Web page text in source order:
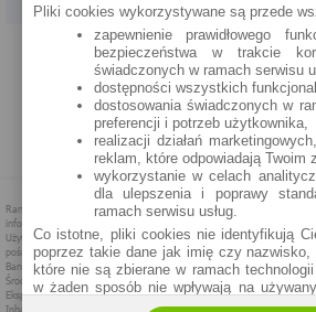
PROGRAM PARTNERSKI O NAS REKLAMA
POLITYKA PRYWATNOŚCI POLITYKA COOKIES
Pliki cookies wykorzystywane są przede
zapewnienie prawidłowego
bezpieczeństwa w trakcie
świadczonych w ramach serwisu
dostępności wszystkich
dostosowania świadczonych w
preferencji i potrzeb użytkownika,
realizacji działań
reklam, które odpowiadają Twoim
wykorzystanie w celach
dla ulepszenia i poprawy
ramach serwisu usług.
Co istotne, pliki cookies nie identyfikują
poprzez takie dane jak imię czy nazwisko,
które nie są zbierane w ramach
w żaden sposób nie wpływają na